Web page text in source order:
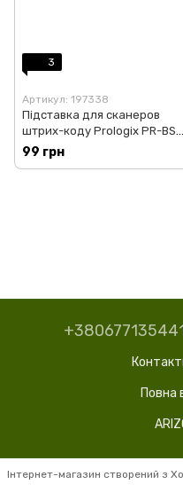
3
Артикул: 197338
Підставка для сканеров
штрих-коду Prologix PR-BS-
HL
99 грн
Повна
Інтернет-магазин створений з